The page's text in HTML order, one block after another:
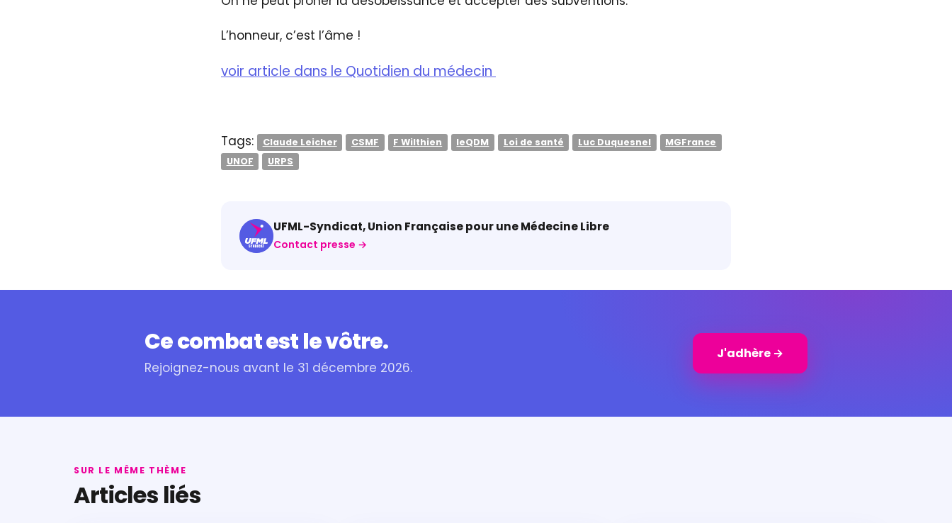
L’honneur, c’est l’âme !
voir article dans le Quotidien du médecin
Tags: Claude Leicher CSMF F Wilthien leQDM Loi de santé Luc Duquesnel
MGFrance
UNOF
URPS
UFML-Syndicat, Union Française pour une Médecine Libre
Contact presse →
Ce combat est le vôtre.
Rejoignez-nous avant le 31 décembre 2026.
J'adhère →
SUR LE MÊME THÈME
Articles liés